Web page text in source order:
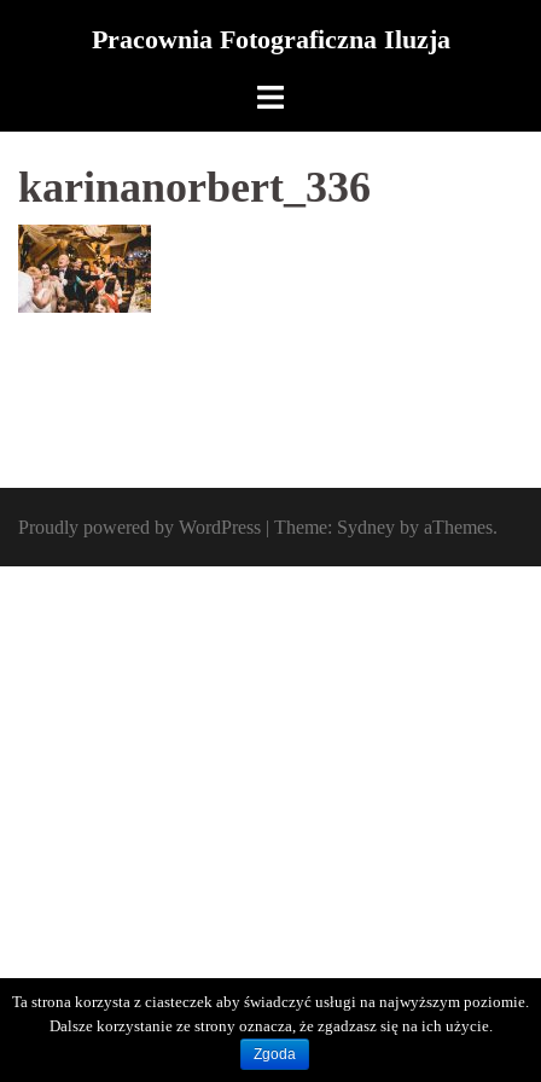
Pracownia Fotograficzna Iluzja
karinanorbert_336
Proudly powered by WordPress | Theme: Sydney by aThemes.
Ta strona korzysta z ciasteczek aby świadczyć usługi na najwyższym poziomie.
Dalsze korzystanie ze strony oznacza, że zgadzasz się na ich użycie.
Zgoda